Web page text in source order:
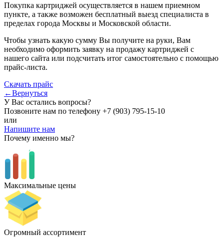
Покупка картриджей осуществляется в нашем приемном
пункте, а также возможен бесплатный выезд специалиста в
пределах города Москвы и Московской области.
Чтобы узнать какую сумму Вы получите на руки, Вам
необходимо оформить заявку на продажу картриджей с
нашего сайта или подсчитать итог самостоятельно с помощью
прайс-листа.
Скачать прайс
←Вернуться
У Вас остались вопросы?
Позвоните нам по телефону +7 (903) 795-15-10
или
Напишите нам
Почему именно мы?
Максимальные цены
Огромный ассортимент